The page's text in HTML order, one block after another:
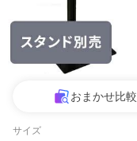
おまかせ比較
サイズ